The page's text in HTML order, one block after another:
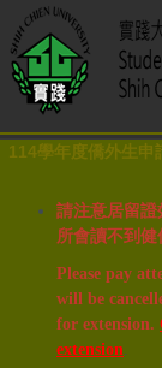
114學年度僑外生申
請注意居留
所會讀不到健
Please pay
will be
for extension.
extension.